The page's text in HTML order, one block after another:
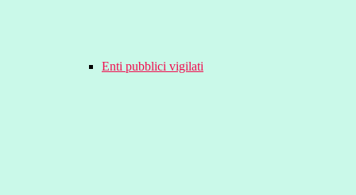
Enti pubblici vigilati